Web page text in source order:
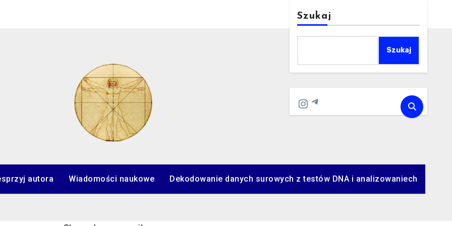
autora Wiadomości naukowe Dekodowanie danych surowych z testów DNA i analizowaniech
Szukaj
Szukaj
Instagram
Telegram